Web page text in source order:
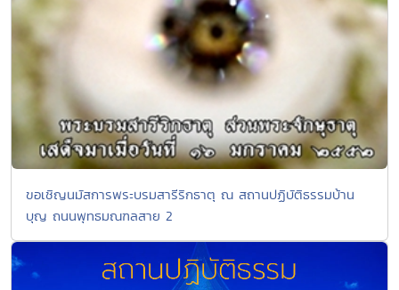
ขอเชิญนมัสการพระบรมสารีริกธาตุ ณ สถานปฏิบัติธรรมบ้าน
บุญ ถนนพุทธมณฑลสาย 2